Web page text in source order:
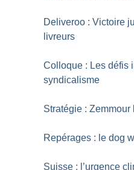
Deliveroo : Victoire
livreurs
Colloque : Les défis
syndicalisme
Stratégie : Zemmour
Repérages : le dog
Suisse : l’urgence